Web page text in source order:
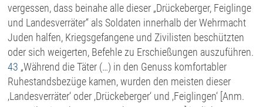
vergessen, dass beinahe alle dieser „Drückeberger, Feiglinge
und Landesverräter“ als Soldaten innerhalb der Wehrmacht
Juden halfen, Kriegsgefangene und Zivilisten beschützten
oder sich weigerten, Befehle zu Erschießungen auszuführen.
43 „Während die Täter (…) in den Genuss komfortabler
Ruhestandsbezüge kamen, wurden den meisten dieser
‚Landesverräter‘ oder ‚Drückeberger‘ und ‚Feiglingen‘ [Anm.